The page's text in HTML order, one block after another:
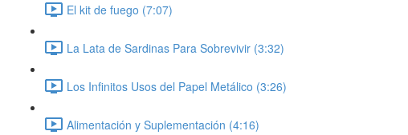
El kit de fuego (7:07)
La Lata de Sardinas Para Sobrevivir (3:32)
Los Infinitos Usos del Papel Metálico (3:26)
Alimentación y Suplementación (4:16)